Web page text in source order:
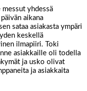
yhdessä
aikana
sataa asiakasta ympäri
keskellä
ilmapiiri. Toki
asiakkaille oli todella
ja usko olivat
ja asiakkaita